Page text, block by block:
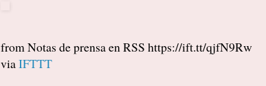
from Notas de prensa en RSS https://ift.tt/qjfN9Rw
viaIFTTT